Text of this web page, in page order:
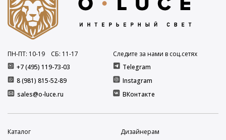
+7 (495) 119-73-03
8 (981) 815-52-89
ПН-ПТ: 10-19 СБ: 11-17
sales@o-luce.ru
Следите за нами в соц.сетях
Telegram
Instagram
ВКонтакте
Каталог Дизайнерам